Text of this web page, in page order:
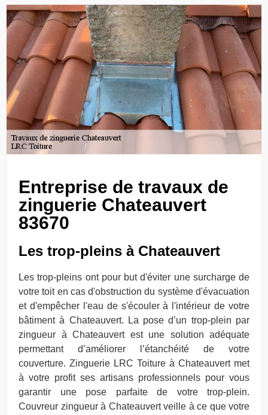
Entreprise de travaux de
zinguerie Chateauvert
83670
Les trop-pleins à Chateauvert
Les trop-pleins ont pour but d'éviter une surcharge de
votre toit en cas d'obstruction du système d'évacuation
et d'empêcher l'eau de s'écouler à l'intérieur de votre
bâtiment à Chateauvert. La pose d’un trop-plein par
zingueur à Chateauvert est une solution adéquate
permettant d’améliorer l’étanchéité de votre
couverture. Zinguerie LRC Toiture à Chateauvert met
à votre profit ses artisans professionnels pour vous
garantir une pose parfaite de votre trop-plein.
Couvreur zingueur à Chateauvert veille à ce que votre